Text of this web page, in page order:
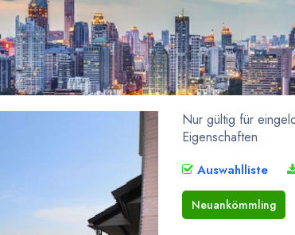
Nur gültig für
Eigenschaften
Auswahlliste
Neuankömmling